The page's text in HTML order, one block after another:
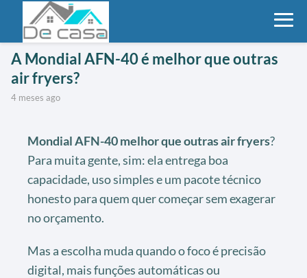
A Mondial AFN-40 é melhor que outras
air fryers?
4 meses ago
Mondial AFN-40 melhor que outras air fryers?
Para muita gente, sim: ela entrega boa
capacidade, uso simples e um pacote técnico
honesto para quem quer começar sem exagerar
no orçamento.
Mas a escolha muda quando o foco é precisão
digital, mais funções automáticas ou